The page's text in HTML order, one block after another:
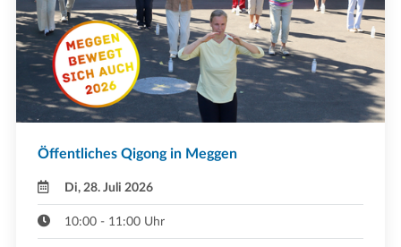
Öffentliches Qigong in Meggen
Di, 28. Juli 2026
10:00 - 11:00 Uhr